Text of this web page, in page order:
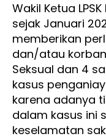
Wakil Ketua
sejak Januari
memberikan
dan/atau
Seksual dan 4
kasus
karena adanya
dalam kasus ini
keselamatan